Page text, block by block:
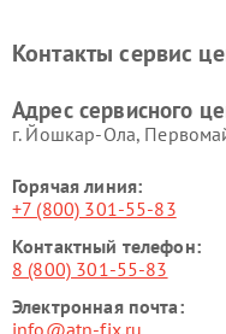
Контакты сервис
Адрес сервисного
г. Йошкар-Ола,
Горячая линия:
+7 (800) 301-55-83
Контактный телефон:
8 (800) 301-55-83
Электронная почта:
info@atn-fix.ru